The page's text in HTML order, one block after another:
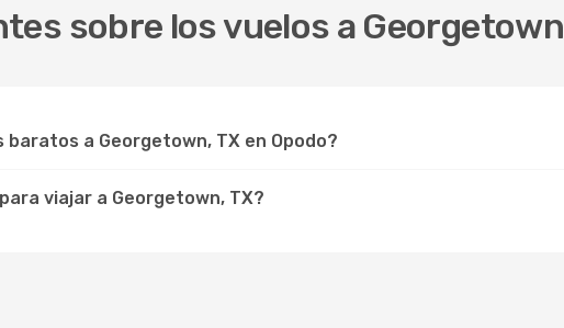
sobre los vuelos a
a Georgetown, TX en Opodo?
viajar a Georgetown, TX?